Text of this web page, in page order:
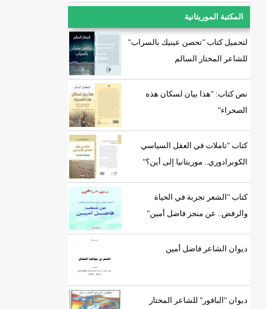
المكتبة الموريتانية
لتحميل كتاب "تحصن عينيك بالسراب"
للشاعر المختار السالم
نص كتاب: "هذا بيان لسكان هذه
الصحراء"
كتاب "تاملات في العقل السياسي
الكوبرادوري.. موريتانيا إلى أين؟"
كتاب "الشعر تجربة في الحياة
والرفض.. عن منجز فاضل أمين"
ديوان الشاعر فاضل أمين
ديوان "البافور" للشاعر المختار